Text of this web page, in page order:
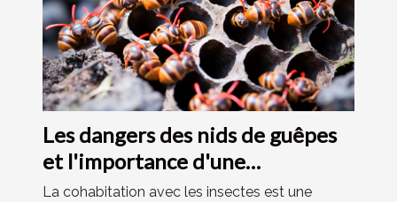
Les dangers des nids de guêpes
et l'importance d'une
intervention professionnelle
La cohabitation avec les insectes est une